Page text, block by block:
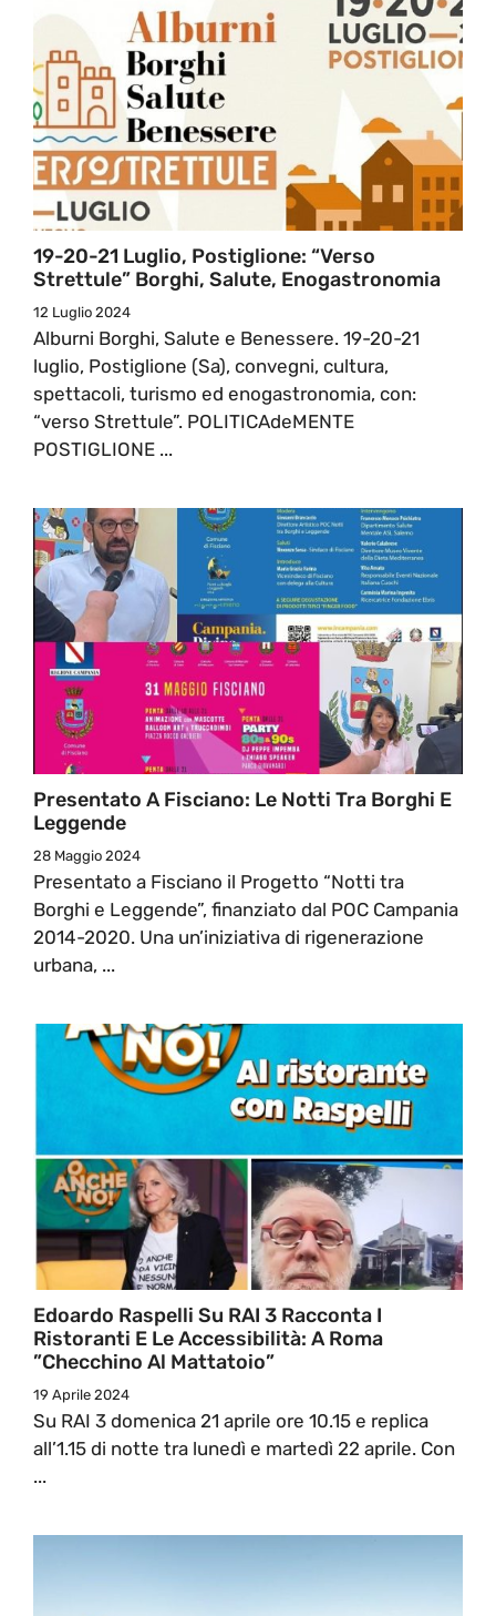
19-20-21 Luglio, Postiglione: “Verso
Strettule” Borghi, Salute, Enogastronomia
12 Luglio 2024
Alburni Borghi, Salute e Benessere. 19-20-21
luglio, Postiglione (Sa), convegni, cultura,
spettacoli, turismo ed enogastronomia, con:
“verso Strettule”. POLITICAdeMENTE
POSTIGLIONE ...
Presentato A Fisciano: Le Notti Tra Borghi E
Leggende
28 Maggio 2024
Presentato a Fisciano il Progetto “Notti tra
Borghi e Leggende”, finanziato dal POC Campania
2014-2020. Una un’iniziativa di rigenerazione
urbana, ...
Edoardo Raspelli Su RAI 3 Racconta I
Ristoranti E Le Accessibilità: A Roma
”Checchino Al Mattatoio”
19 Aprile 2024
Su RAI 3 domenica 21 aprile ore 10.15 e replica
all’1.15 di notte tra lunedì e martedì 22 aprile. Con
...